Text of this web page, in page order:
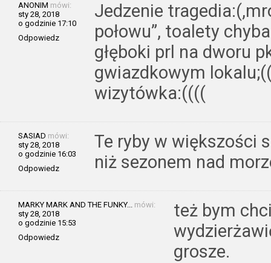
ANONIM mówi:
sty 28, 2018
o godzinie 17:10
Odpowiedz
Jedzenie
połowu”, toalety
głęboki prl na dworu
gwiazdkowym
wizytówka:((((
SASIAD mówi:
sty 28, 2018
o godzinie 16:03
Odpowiedz
Te ryby w większości
niż sezonem nad
MARKY MARK AND THE FUNKY... mówi:
sty 28, 2018
o godzinie 15:53
Odpowiedz
też bym
grosze.